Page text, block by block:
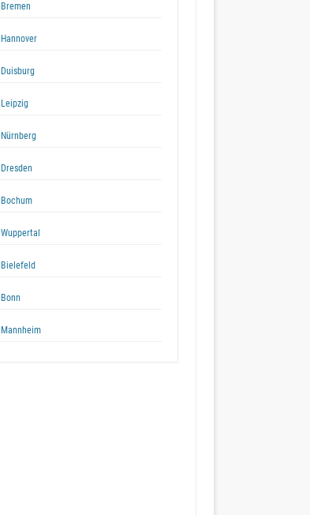
Bremen
Hannover
Duisburg
Leipzig
Nürnberg
Dresden
Bochum
Wuppertal
Bielefeld
Bonn
Mannheim